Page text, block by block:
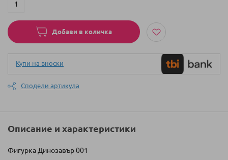
Добави в количка
Купи на вноски
Сподели артикула
Описание и характеристики
Фигурка Динозавър 001